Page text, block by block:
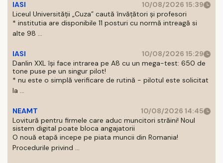
IASI
10/08/2026 15:39
Liceul Universității „Cuza” caută învățători și profesori
* institutia are disponibile 11 posturi cu normă intreagă si
alte 98 ...
IASI
10/08/2026 15:29
Danlin XXL își face intrarea pe A8 cu un mega-test: 650 de
tone puse pe un singur pilot!
* nu este o simplă verificare de rutină - pilotul este solicitat
la ...
NEAMT
10/08/2026 14:45
Lovitură pentru firmele care aduc muncitori străini! Noul
sistem digital poate bloca angajatorii
O nouă etapă incepe pe piata muncii din Romania!
Procedurile privind ...